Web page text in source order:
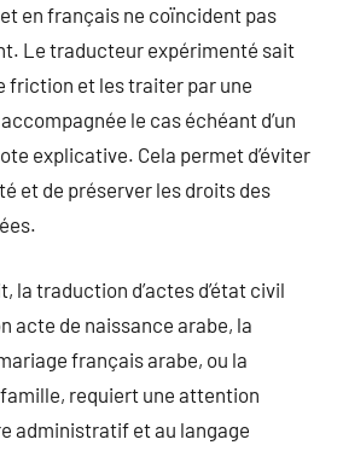
en français ne coïncident pas
Le traducteur expérimenté sait
friction et les traiter par une
le cas échéant d’un
explicative. Cela permet d’éviter
et de préserver les droits des
la traduction d’actes d’état civil
acte de naissance arabe, la
français arabe, ou la
requiert une attention
administratif et au langage